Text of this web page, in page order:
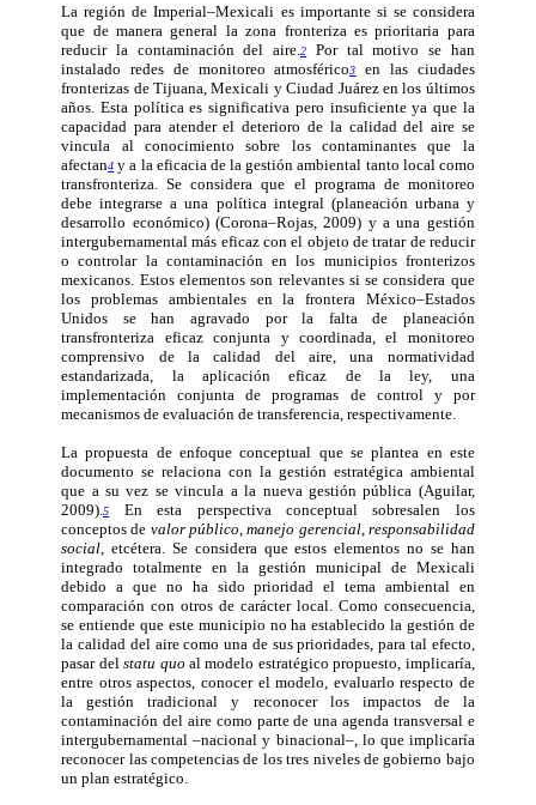
La región de Imperial–Mexicali es importante si se considera
que de manera general la zona fronteriza es prioritaria para
reducir la contaminación del aire.2
Por tal motivo se han
instalado redes de monitoreo atmosférico3
en las ciudades
fronterizas de Tijuana, Mexicali y Ciudad Juárez en los últimos
años. Esta política es significativa pero insuficiente ya que la
capacidad para atender el deterioro de la calidad del aire se
vincula al conocimiento sobre los contaminantes que la
afectan4 y a la eficacia de la gestión ambiental tanto local como
transfronteriza. Se considera que el programa de monitoreo
debe integrarse a una política integral (planeación urbana y
desarrollo económico) (Corona–Rojas, 2009) y a una gestión
intergubernamental más eficaz con el objeto de tratar de reducir
o controlar la contaminación en los municipios fronterizos
mexicanos. Estos elementos son relevantes si se considera que
los problemas ambientales en la frontera México–Estados
Unidos se han agravado por la falta de planeación
transfronteriza eficaz conjunta y coordinada, el monitoreo
comprensivo de la calidad del aire, una normatividad
estandarizada, la aplicación eficaz de la ley, una
implementación conjunta de programas de control y por
mecanismos de evaluación de transferencia, respectivamente.
La propuesta de enfoque conceptual que se plantea en este
documento se relaciona con la gestión estratégica ambiental
que a su vez se vincula a la nueva gestión pública (Aguilar,
2009).5
En esta perspectiva conceptual sobresalen los
conceptos de valor público ,manejo gerencial, responsabilidad
social , etcétera. Se considera que estos elementos no se han
integrado totalmente en la gestión municipal de Mexicali
debido a que no ha sido prioridad el tema ambiental en
comparación con otros de carácter local. Como consecuencia,
se entiende que este municipio no ha establecido la gestión de
la calidad del aire como una de sus prioridades, para tal efecto,
pasar delstatu quo al modelo estratégico propuesto, implicaría,
entre otros aspectos, conocer el modelo, evaluarlo respecto de
la gestión tradicional y reconocer los impactos de la
contaminación del aire como parte de una agenda transversal e
intergubernamental –nacional y binacional–, lo que implicaría
reconocer las competencias de los tres niveles de gobierno bajo
un plan estratégico.